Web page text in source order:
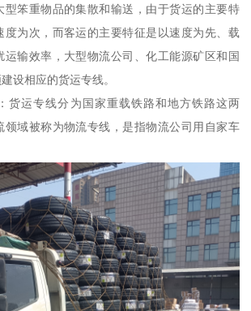
型笨重物品的集散和输送，由于货运的主要特
度为次，而客运的主要特征是以速度为先、载
运输效率，大型物流公司、化工能源矿区和国
设相应的货运专线。
货运专线分为国家重载铁路和地方铁路这两
领域被称为物流专线，是指物流公司用自家车